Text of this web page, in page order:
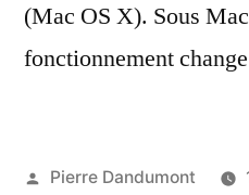
(Mac OS X). Sous
fonctionnement
Publié
Pierre Dandumont